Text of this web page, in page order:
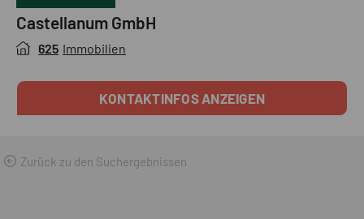
Castellanum GmbH
625 Immobilien
KONTAKTINFOS ANZEIGEN
Zurück zu den Suchergebnissen